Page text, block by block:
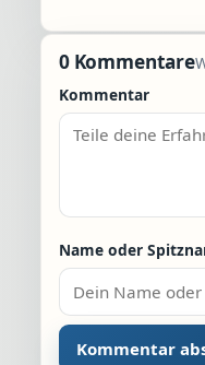
0 Kommentare
Kommentar
Name oder